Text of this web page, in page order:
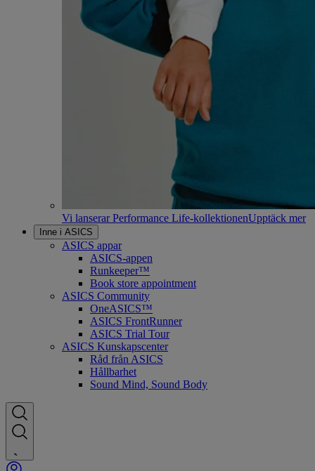
Vi lanserar Performance Life-kollektionenUpptäck mer
Inne i ASICS
ASICS appar
ASICS-appen
Runkeeper™
Book store appointment
ASICS Community
OneASICS™
ASICS FrontRunner
ASICS Trial Tour
ASICS Kunskapscenter
Råd från ASICS
Hållbarhet
Sound Mind, Sound Body